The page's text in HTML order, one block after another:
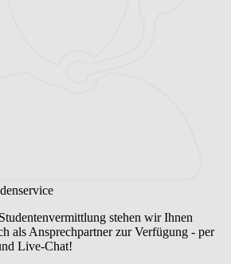
stehen wir Ihnen
als Ansprechpartner zur Verfügung - per
Live-Chat!